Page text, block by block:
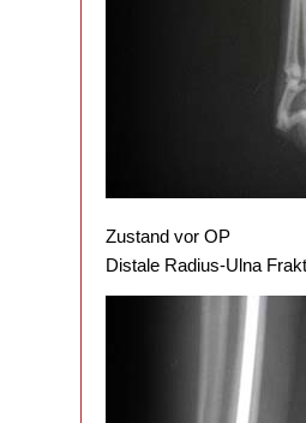
Zustand vor OP
Distale Radius-Ulna